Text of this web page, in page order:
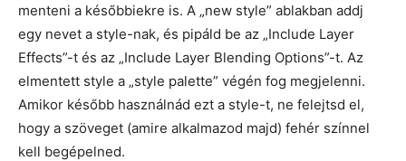
menteni a későbbiekre is. A „new style” ablakban addj
egy nevet a style-nak, és pipáld be az „Include Layer
Effects”-t és az „Include Layer Blending Options”-t. Az
elmentett style a „style palette” végén fog megjelenni.
Amikor később használnád ezt a style-t, ne felejtsd el,
hogy a szöveget (amire alkalmazod majd) fehér színnel
kell begépelned.